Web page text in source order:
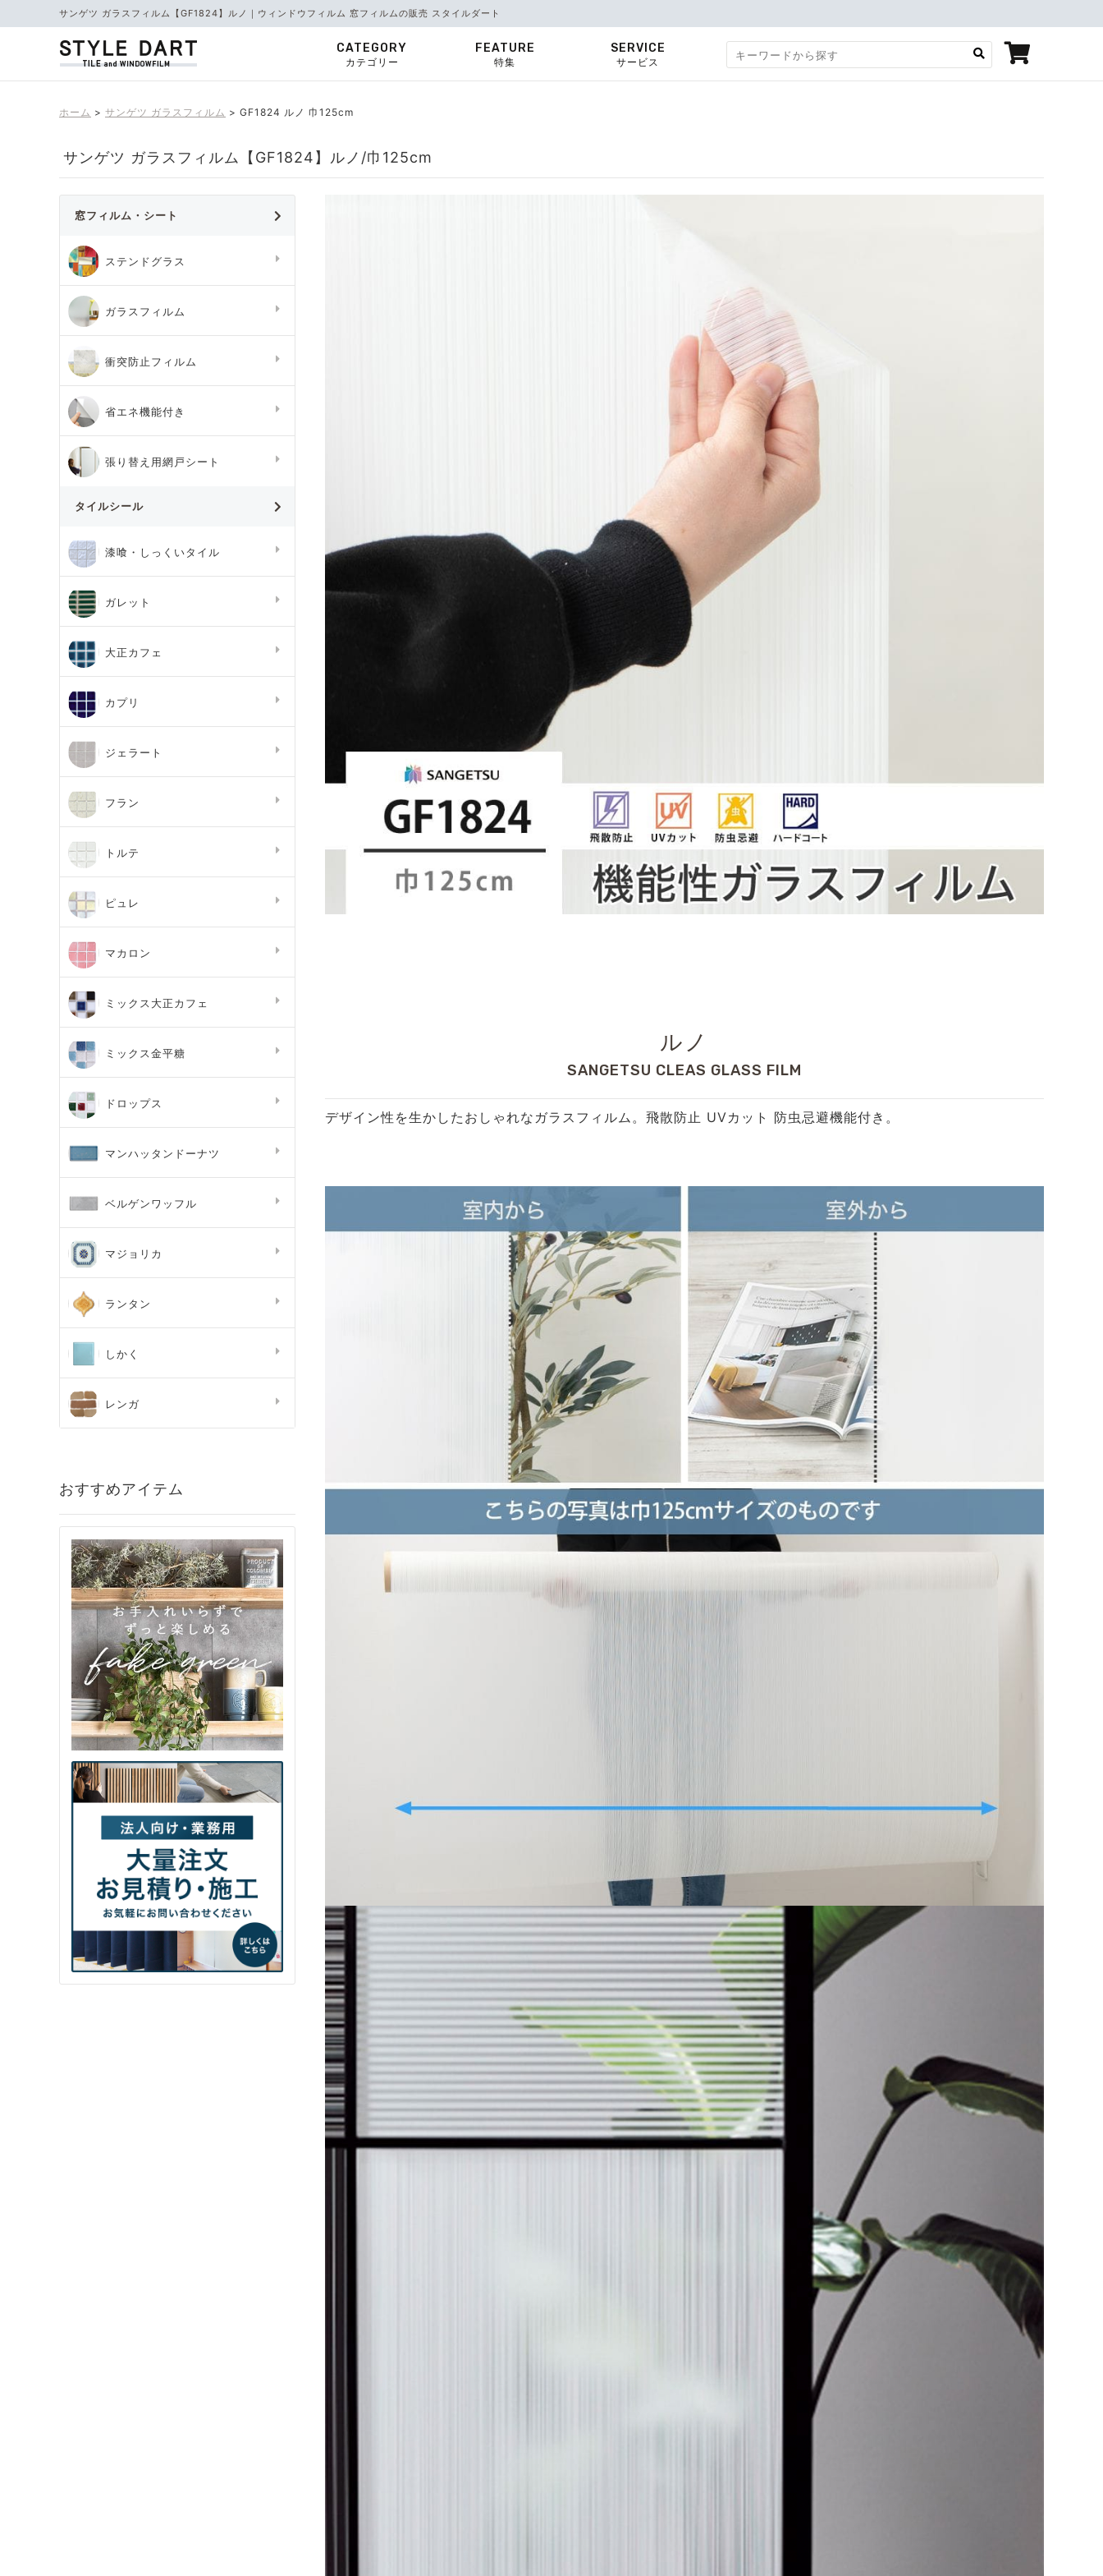
サンゲツ ガラスフィルム【GF1824】ルノ｜ウィンドウフィルム 窓フィルムの販売 スタイルダート
CATEGORY
カテゴリー
FEATURE
特集
SERVICE
サービス
ホーム サンゲツ ガラスフィルム GF1824 ルノ 巾125cm
サンゲツ ガラスフィルム【GF1824】ルノ/巾125cm
ルノ
SANGETSU CLEAS GLASS FILM
デザイン性を生かしたおしゃれなガラスフィルム。飛散防止 UVカット 防虫忌避機能付き。
窓フィルム・シート
ステンドグラス
ガラスフィルム
衝突防止フィルム
省エネ機能付き
張り替え用網戸シート
タイルシール
漆喰・しっくいタイル
ガレット
大正カフェ
カプリ
ジェラート
フラン
トルテ
ピュレ
マカロン
ミックス大正カフェ
ミックス金平糖
ドロップス
マンハッタンドーナツ
ベルゲンワッフル
マジョリカ
ランタン
しかく
レンガ
おすすめアイテム